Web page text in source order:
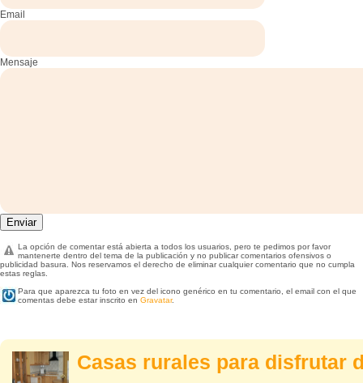
Email
Mensaje
La opción de comentar está abierta a todos los usuarios, pero te pedimos por favor
mantenerte dentro del tema de la publicación y no publicar comentarios ofensivos o
publicidad basura. Nos reservamos el derecho de eliminar cualquier comentario que no cumpla
estas reglas.
Para que aparezca tu foto en vez del icono genérico en tu comentario, el email con el que
comentas debe estar inscrito en Gravatar.
Casas rurales para disfrutar